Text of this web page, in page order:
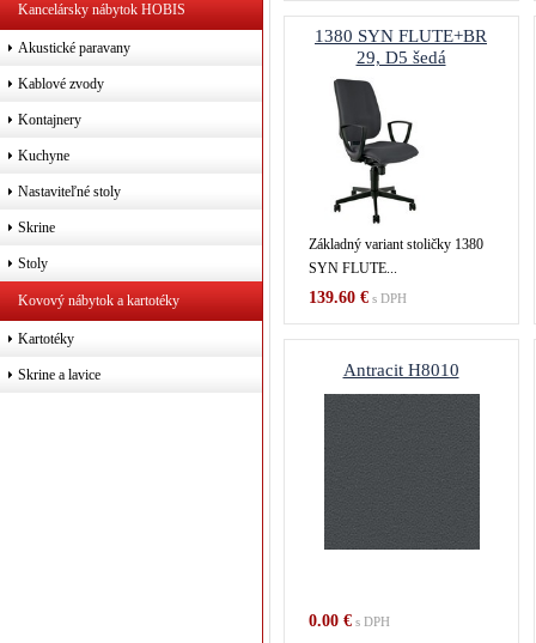
Kancelársky nábytok HOBIS
Akustické paravany
Kablové zvody
Kontajnery
Kuchyne
Nastaviteľné stoly
Skrine
Stoly
Kovový nábytok a kartotéky
Kartotéky
Skrine a lavice
1380 SYN FLUTE+BR
29, D5 šedá
Základný variant stoličky 1380
SYN FLUTE...
139.60 €s DPH
Antracit H8010
0.00 €s DPH